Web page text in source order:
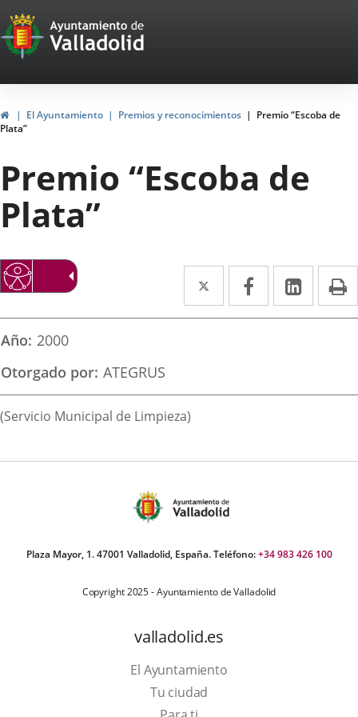
Portal
Web
del
Ayuntamiento
de
Valladolid
InicioEl Ayuntamiento Premios y reconocimientos
Premio “Escoba de
Plata”
Premio “Escoba de
Plata”
Twitter
Enlace
a
externa.
Facebook
Enlace
a
externa.
Enlace
a
Año 2000
Otorgado por ATEGRUS
Descripción
(Servicio Municipal de Limpieza)
Plaza Mayor, 1. 47001 Valladolid, España. Teléfono:+34 983 426 100
Copyright 2025 - Ayuntamiento de Valladolid
valladolid.es
El Ayuntamiento
Tu ciudad